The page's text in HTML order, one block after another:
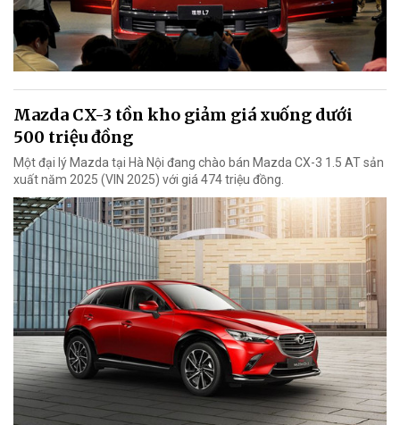
Mazda CX-3 tồn kho giảm giá xuống dưới
500 triệu đồng
Một đại lý Mazda tại Hà Nội đang chào bán Mazda CX-3 1.5 AT sản
xuất năm 2025 (VIN 2025) với giá 474 triệu đồng.